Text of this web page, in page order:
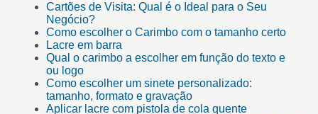
Cartões de Visita: Qual é o Ideal para o Seu
Negócio?
Como escolher o Carimbo com o tamanho certo
Lacre em barra
Qual o carimbo a escolher em função do texto e
ou logo
Como escolher um sinete personalizado:
tamanho, formato e gravação
Aplicar lacre com pistola de cola quente